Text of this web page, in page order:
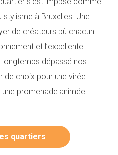
stylisme à Bruxelles. Une
de créateurs où chacun
et l’excellente
dépassé nos
de choix pour une virée
promenade animée.
quartiers